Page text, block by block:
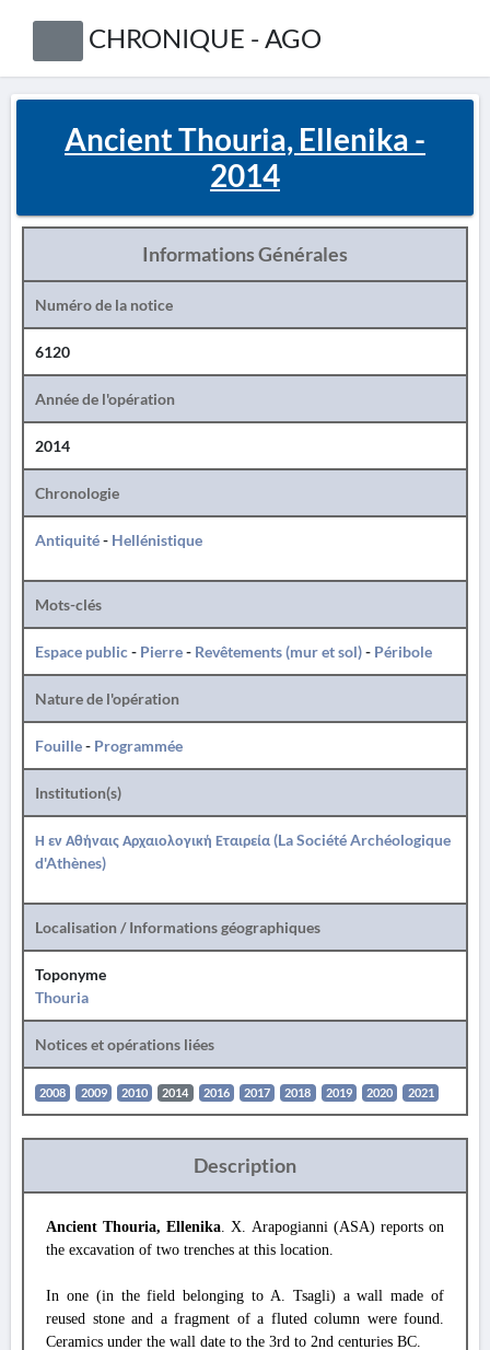
CHRONIQUE - AGO
Ancient Thouria, Ellenika -
2014
Informations Générales
Numéro de la notice
6120
Année de l'opération
2014
Chronologie
Antiquité- Hellénistique
Mots-clés
Espace public- Pierre- Revêtements (mur et sol)- Péribole
Nature de l'opération
Fouille- Programmée
Institution(s)
Η εν Αθήναις Αρχαιολογική Εταιρεία (La Société Archéologique
d'Athènes)
Localisation / Informations géographiques
Toponyme
Thouria
Notices et opérations liées
2008 2009 2010 2014 2016 2017 2018 2019 2020 2021
Description
Ancient Thouria, Ellenika. X. Arapogianni (ASA) reports on
the excavation of two trenches at this location.
In one (in the field belonging to A. Tsagli) a wall made of
reused stone and a fragment of a fluted column were found.
Ceramics under the wall date to the 3rd to 2nd centuries BC.